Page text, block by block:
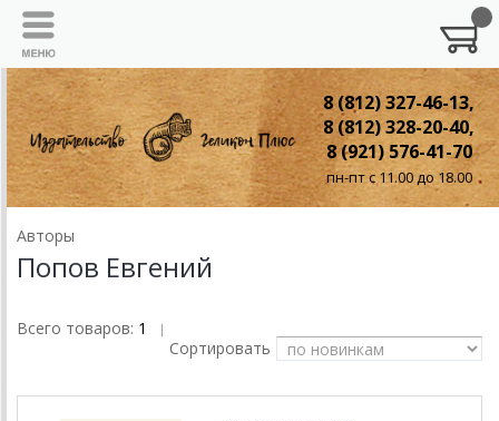
8 (812) 327-46-13,
8 (812) 328-20-40,
8 (921) 576-41-70
пн-пт с 11.00 до 18.00
Авторы
Попов Евгений
Всего товаров: 1 |
Сортировать